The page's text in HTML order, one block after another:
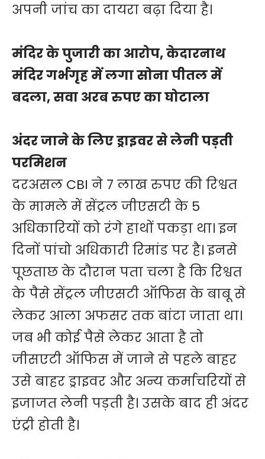
अपनी जांच का दायरा बढ़ा दिया है।
मंदिर के पुजारी का आरोप, केदारनाथ
मंदिर गर्भगृह में लगा सोना पीतल में
बदला, सवा अरब रुपए का घोटाला
अंदर जाने के लिए ड्राइवर से लेनी पड़ती
परमिशन
दरअसल CBI ने 7 लाख रुपए की रिश्वत
के मामले में सेंट्रल जीएसटी के 5
अधिकारियों को रंगे हाथों पकड़ा था। इन
दिनों पांचो अधिकारी रिमांड पर है। इनसे
पूछताछ के दौरान पता चला है कि रिश्वत
के पैसे सेंट्रल जीएसटी ऑफिस के बाबू से
लेकर आला अफसर तक बांटा जाता था।
जब भी कोई पैसे लेकर आता है तो
जीसएटी ऑफिस में जाने से पहले बाहर
उसे बाहर ड्राइवर और अन्य कर्माचरियों से
इजाजत लेनी पड़ती है। उसके बाद ही अंदर
एंट्री होती है।